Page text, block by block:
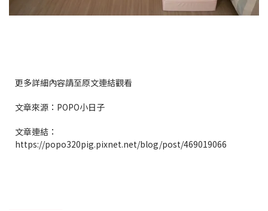
更多詳細內容請至原文連結觀看
文章來源：POPO小日子
文章連結：
https://popo320pig.pixnet.net/blog/post/469019066